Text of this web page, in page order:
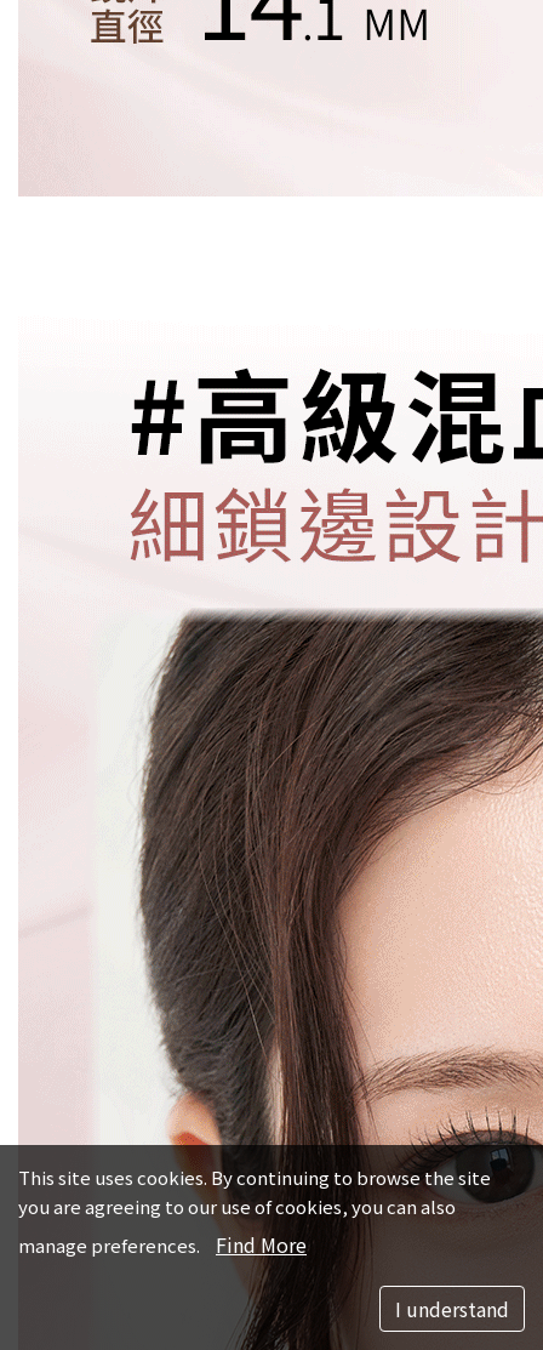
This site uses cookies. By continuing to browse the site
you are agreeing to our use of cookies, you can also
manage preferences.
Find More
I understand